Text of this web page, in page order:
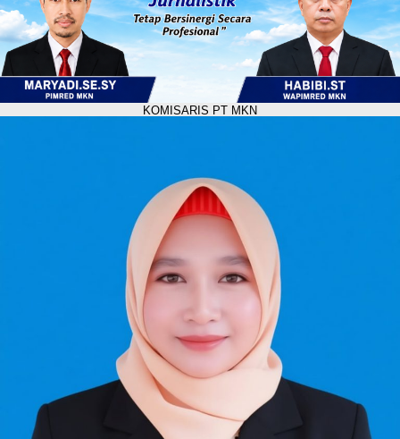
KOMISARIS PT MKN